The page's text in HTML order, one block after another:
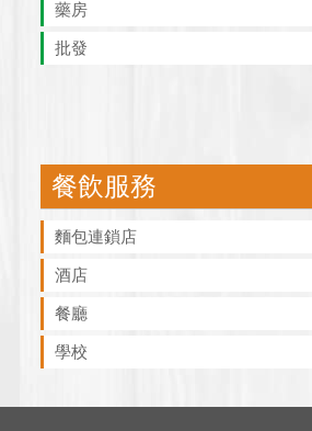
藥房
批發
餐飲服務
麵包連鎖店
酒店
餐廳
學校